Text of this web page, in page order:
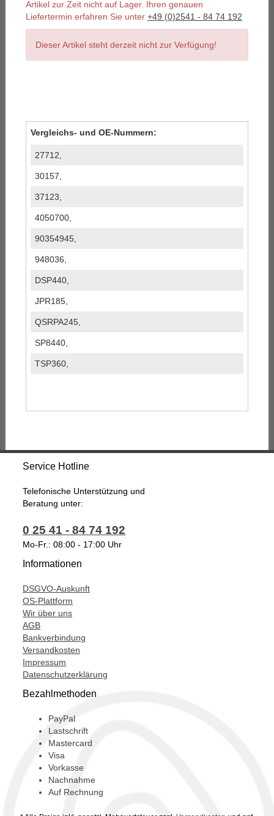
Artikel zur Zeit nicht auf Lager. Ihren genauen
Liefertermin erfahren Sie unter +49 (0)2541 - 84 74 192
Dieser Artikel steht derzeit nicht zur Verfügung!
Vergleichs- und OE-Nummern:
27712,
30157,
37123,
4050700,
90354945,
948036,
DSP440,
JPR185,
QSRPA245,
SP8440,
TSP360,
Service Hotline
Telefonische Unterstützung und
Beratung unter:
0 25 41 - 84 74 192
Mo-Fr.: 08:00 - 17:00 Uhr
Informationen
DSGVO-Auskunft
OS-Plattform
Wir über uns
AGB
Bankverbindung
Versandkosten
Impressum
Datenschutzerklärung
Bezahlmethoden
PayPal
Lastschrift
Mastercard
Visa
Vorkasse
Nachnahme
Auf Rechnung